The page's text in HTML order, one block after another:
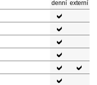
denní externí